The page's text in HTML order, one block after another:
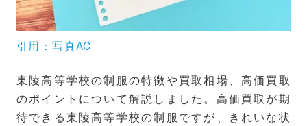
引用：写真AC
東陵高等学校の制服の特徴や買取相場、高価買取
のポイントについて解説しました。高価買取が期
待できる東陵高等学校の制服ですが、きれいな状